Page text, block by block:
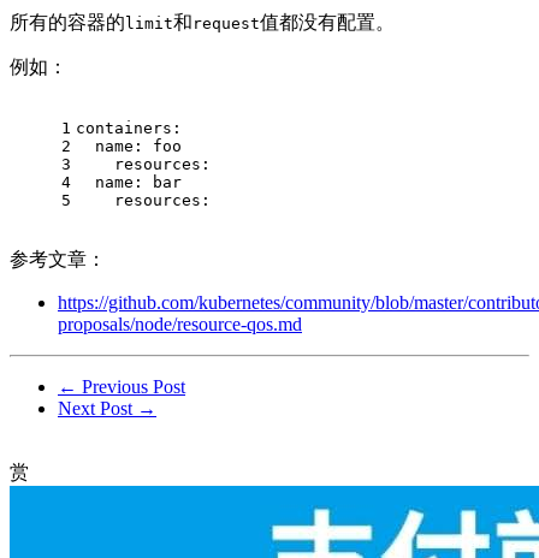
所有的容器的 limit和 request值都没有配置。
例如：
1
2
3
4
5
containers:
name:
foo
resources:
name:
bar
resources:
参考文章：
https://github.com/kubernetes/community/blob/master/
proposals/node/resource-qos.md
← Previous Post
Next Post →
赏